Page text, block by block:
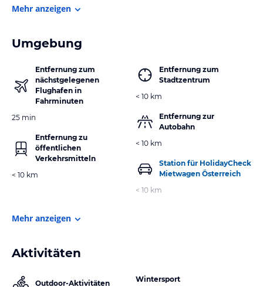
Mehr anzeigen
Umgebung
Entfernung zum
nächstgelegenen
Flughafen in
Fahrminuten
25 min
Entfernung zu
öffentlichen
Verkehrsmitteln
< 10 km
Entfernung zum
Stadtzentrum
< 10 km
Entfernung zur
Autobahn
< 10 km
Station für HolidayCheck
Mietwagen Österreich
< 10 km
Mehr anzeigen
Aktivitäten
Outdoor-Aktivitäten
Wintersport